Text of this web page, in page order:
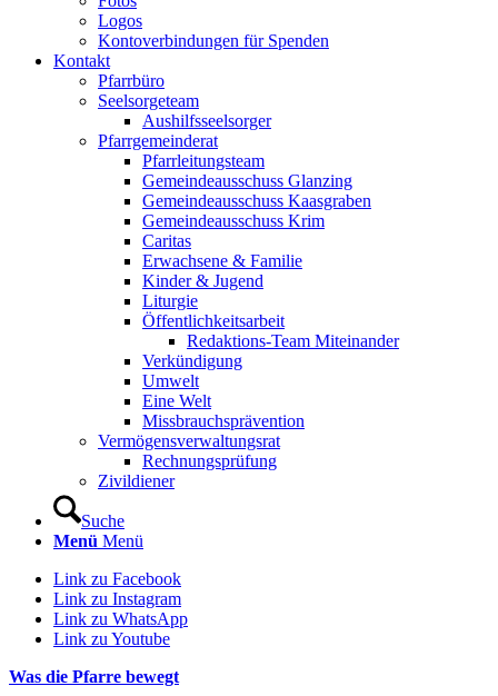
Logos
Kontoverbindungen für Spenden
Kontakt
Pfarrbüro
Seelsorgeteam
Aushilfsseelsorger
Pfarrgemeinderat
Pfarrleitungsteam
Gemeindeausschuss Glanzing
Gemeindeausschuss Kaasgraben
Gemeindeausschuss Krim
Caritas
Erwachsene & Familie
Kinder & Jugend
Liturgie
Öffentlichkeitsarbeit
Redaktions-Team Miteinander
Verkündigung
Umwelt
Eine Welt
Missbrauchsprävention
Vermögensverwaltungsrat
Rechnungsprüfung
Zivildiener
Suche
Menü Menü
Link zu Facebook
Link zu Instagram
Link zu WhatsApp
Link zu Youtube
Was die Pfarre bewegt